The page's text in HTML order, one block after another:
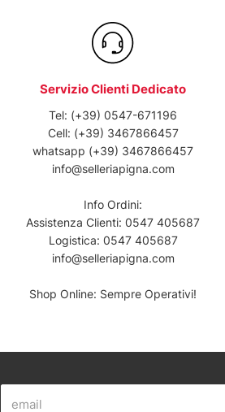
Servizio Clienti Dedicato
Tel: (+39) 0547-671196
Cell: (+39) 3467866457
whatsapp (+39) 3467866457
info@selleriapigna.com
Info Ordini:
Assistenza Clienti:0547 405687
Logistica: 0547 405687
info@selleriapigna.com
Shop Online: Sempre Operativi!